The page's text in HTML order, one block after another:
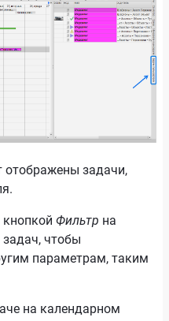
отображены задачи,
Фильтр на
чтобы
параметрам, таким
на календарном